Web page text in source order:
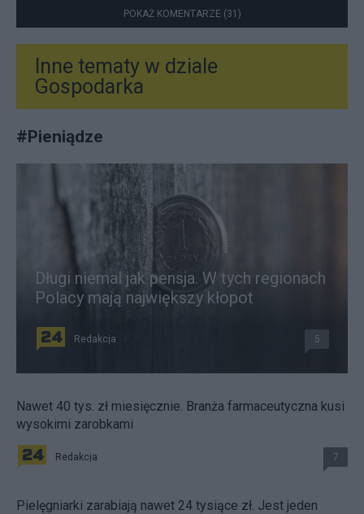
POKAŻ KOMENTARZE (31)
Inne tematy w dziale
Gospodarka
#Pieniądze
Długi niemal jak pensja. W tych regionach
Polacy mają największy kłopot
Redakcja 5
Nawet 40 tys. zł miesięcznie. Branża farmaceutyczna kusi
wysokimi zarobkami
Redakcja 7
Pielęgniarki zarabiają nawet 24 tysiące zł. Jest jeden